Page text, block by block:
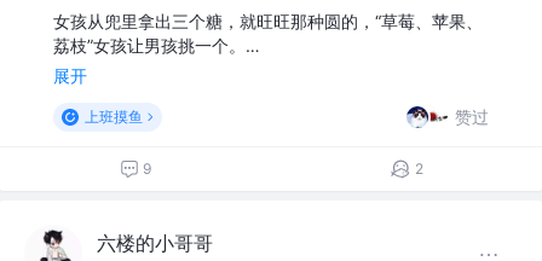
女孩从兜里拿出三个糖，就旺旺那种圆的，“草莓、苹果、
荔枝”女孩让男孩挑一个。…
展开
上班摸鱼 赞过
9 2
六楼的小哥哥